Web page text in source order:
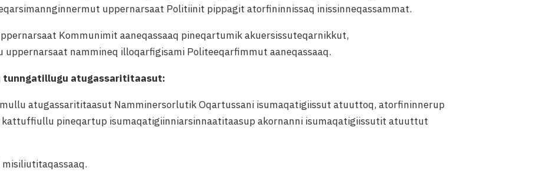
uppernarsaat Politiinit pippagit atorfininnissaq inissinneqassammat.
Kommunimit aaneqassaaq pineqartumik akuersissuteqarnikkut,
nammineq illoqarfigisami Politeeqarfimmut aaneqassaaq.
atugassarititaasut:
atugassarititaasut Namminersorlutik Oqartussani isumaqatigiissut atuuttoq, atorfininnerup
pineqartup isumaqatigiinniarsinnaatitaasup akornanni isumaqatigiissutit atuuttut